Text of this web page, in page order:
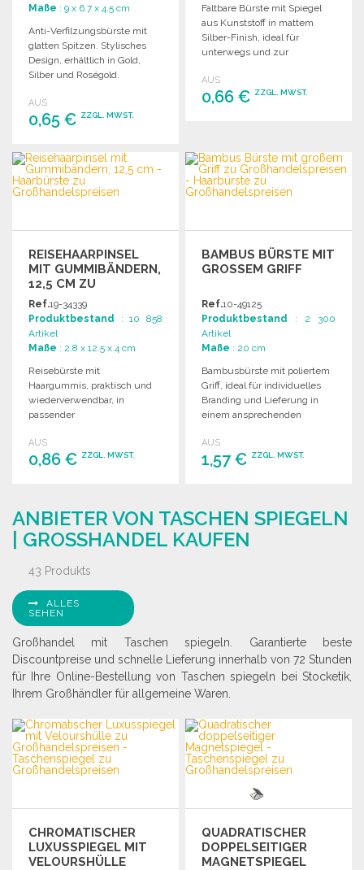
Maße : 9 x 6.7 x 4.5 cm
Anti-Verfilzungsbürste mit
glatten Spitzen. Stylisches
Design, erhältlich in Gold,
Silber und Roségold.
AUS
0,65 € ZZGL. MWST.
BESTELLEN
Angebot anfordern
Faltbare Bürste mit Spiegel
aus Kunststoff in mattem
Silber-Finish, ideal für
unterwegs und zur
AUS
0,66 € ZZGL. MWST.
Angebot anfordern
REISEHAARPINSEL
MIT GUMMIBÄNDERN,
12,5 CM ZU
GROSSHANDELSPREISEN
Ref.19-34339
Produktbestand : 10 858
Artikel
Maße : 2.8 x 12.5 x 4 cm
Reisebürste mit
Haargummis, praktisch und
wiederverwendbar, in
passender
12,5 x 4 x 2,8 cm, Gewicht:
0,04 kg.
AUS
0,86 € ZZGL. MWST.
Angebot anfordern
BAMBUS BÜRSTE MIT
GROSSEM GRIFF
Ref.10-49125
Produktbestand : 2 300
Artikel
Maße : 20 cm
Bambusbürste mit poliertem
Griff, ideal für individuelles
Branding und Lieferung in
einem ansprechenden
AUS
1,57 € ZZGL. MWST.
Angebot anfordern
ANBIETER VON TASCHEN SPIEGELN
| GROSSHANDEL KAUFEN
43 Produkts
ALLES
SEHEN
Großhandel mit Taschen spiegeln. Garantierte beste
Discountpreise und schnelle Lieferung innerhalb von 72 Stunden
für Ihre Online-Bestellung von Taschen spiegeln bei Stocketik,
Ihrem Großhändler für allgemeine Waren.
CHROMATISCHER
LUXUSSPIEGEL MIT
VELOURSHÜLLE
QUADRATISCHER
DOPPELSEITIGER
MAGNETSPIEGEL